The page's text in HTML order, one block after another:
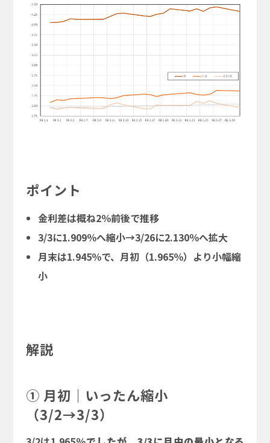
ポイント
金利差は概ね2％前後で推移
3/3に1.909％へ縮小→3/26に2.130％へ拡大
月末は1.945％で、月初（1.965％）より小幅縮
小
解説
① 月初｜いったん縮小
（3/2→3/3）